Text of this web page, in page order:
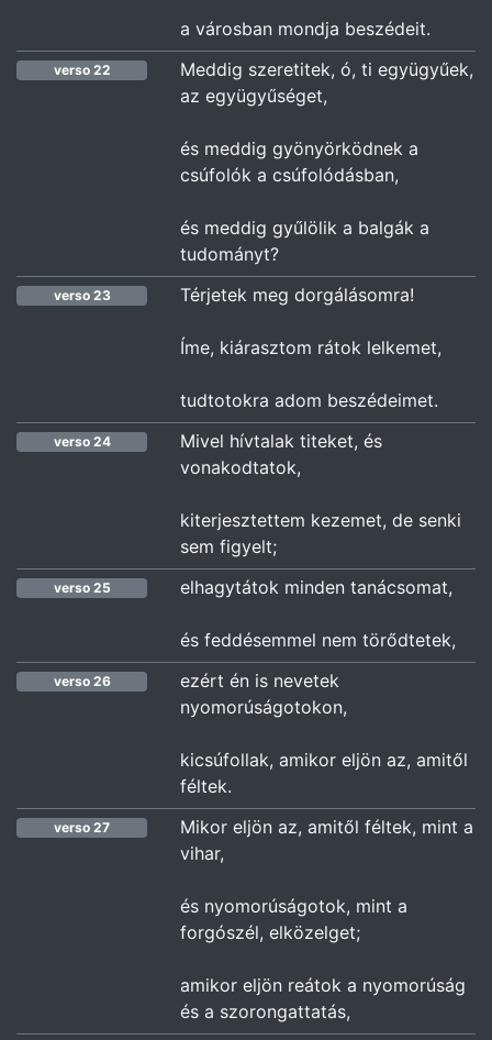
a városban mondja beszédeit.
verso 22
Meddig szeretitek, ó, ti együgyűek,
az együgyűséget,
és meddig gyönyörködnek a
csúfolók a csúfolódásban,
és meddig gyűlölik a balgák a
tudományt?
verso 23 Térjetek meg dorgálásomra!
Íme, kiárasztom rátok lelkemet,
tudtotokra adom beszédeimet.
verso 24
Mivel hívtalak titeket, és
vonakodtatok,
kiterjesztettem kezemet, de senki
sem figyelt;
verso 25 elhagytátok minden tanácsomat,
és feddésemmel nem törődtetek,
verso 26
ezért én is nevetek
nyomorúságotokon,
kicsúfollak, amikor eljön az, amitől
féltek.
verso 27
Mikor eljön az, amitől féltek, mint a
vihar,
és nyomorúságotok, mint a
forgószél, elközelget;
amikor eljön reátok a nyomorúság
és a szorongattatás,